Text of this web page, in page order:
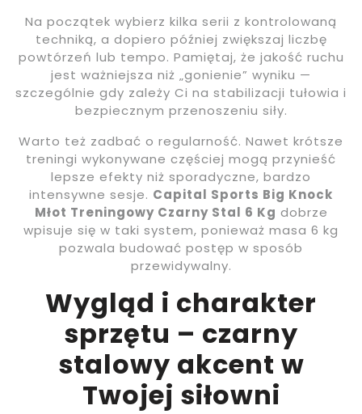
Na początek wybierz kilka serii z kontrolowaną
techniką, a dopiero później zwiększaj liczbę
powtórzeń lub tempo. Pamiętaj, że jakość ruchu
jest ważniejsza niż „gonienie” wyniku —
szczególnie gdy zależy Ci na stabilizacji tułowia i
bezpiecznym przenoszeniu siły.
Warto też zadbać o regularność. Nawet krótsze
treningi wykonywane częściej mogą przynieść
lepsze efekty niż sporadyczne, bardzo
intensywne sesje. Capital Sports Big Knock
Młot Treningowy Czarny Stal 6 Kg dobrze
wpisuje się w taki system, ponieważ masa 6 kg
pozwala budować postęp w sposób
przewidywalny.
Wygląd i charakter
sprzętu – czarny
stalowy akcent w
Twojej siłowni